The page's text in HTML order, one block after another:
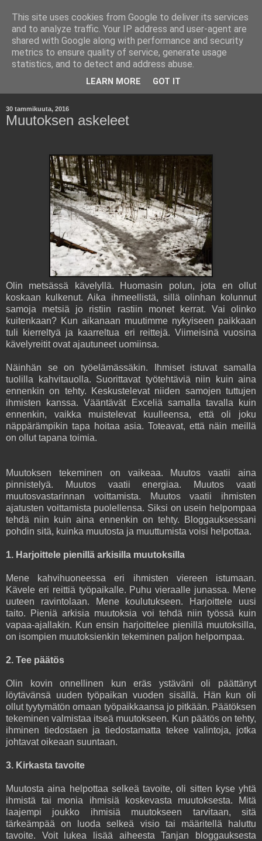
Kara Kuumana -
Johtamisen Jyväsiä
Havaintoja työelämästä ja yritysmaailmasta.
30 tammikuuta, 2016
Muutoksen askeleet
Olin metsässä kävelyllä. Huomasin polun, jota en ollut
koskaan kulkenut. Aika ihmeellistä, sillä olinhan kolunnut
samoja metsiä jo ristiin rastiin monet kerrat. Vai olinko
kuitenkaan? Kun aikanaan muutimme nykyiseen paikkaan
tuli kierreltyä ja kaarreltua eri reittejä. Viimeisinä vuosina
kävelyreitit ovat ajautuneet uomiinsa.
Näinhän se on työelämässäkin. Ihmiset istuvat samalla
tuolilla kahvitauolla. Suorittavat työtehtäviä niin kuin aina
ennenkin on tehty. Keskustelevat niiden samojen tuttujen
ihmisten kanssa. Vääntävät Exceliä samalla tavalla kuin
ennenkin, vaikka muistelevat kuulleensa, että oli joku
näppärämpikin tapa hoitaa asia. Toteavat, että näin meillä
on ollut tapana toimia.
Muutoksen tekeminen on vaikeaa. Muutos vaatii aina
pinnistelyä. Muutos vaatii energiaa. Muutos vaati
muutosvastarinnan voittamista. Muutos vaatii ihmisten
ajatusten voittamista puolellensa. Siksi on usein helpompaa
tehdä niin kuin aina ennenkin on tehty. Bloggauksessani
pohdin sitä, kuinka muutosta ja muuttumista voisi helpottaa.
1. Harjoittele pienillä arkisilla muutoksilla
Mene kahvihuoneessa eri ihmisten viereen istumaan.
Kävele eri reittiä työpaikalle. Puhu vieraalle junassa. Mene
uuteen ravintolaan. Mene koulutukseen. Harjoittele uusi
taito. Pieniä arkisia muutoksia voi tehdä niin työssä kuin
vapaa-ajallakin. Kun ensin harjoittelee pienillä muutoksilla,
on isompien muutoksienkin tekeminen paljon helpompaa.
2. Tee päätös
Olin kovin onnellinen kun eräs ystäväni oli päättänyt
löytävänsä uuden työpaikan vuoden sisällä. Hän kun oli
ollut tyytymätön omaan työpaikkaansa jo pitkään. Päätöksen
tekeminen valmistaa itseä muutokseen. Kun päätös on tehty,
ihminen tiedostaen ja tiedostamatta tekee valintoja, jotka
johtavat oikeaan suuntaan.
3. Kirkasta tavoite
Muutosta aina helpottaa selkeä tavoite, oli sitten kyse yhtä
ihmistä tai monia ihmisiä koskevasta muutoksesta. Mitä
laajempi joukko ihmisiä muutokseen tarvitaan, sitä
tärkeämpää on luoda selkeä visio tai määritellä haluttu
tavoite. Voit lukea lisää aiheesta Tanjan bloggauksesta
This site uses cookies from Google to deliver its services
and to analyze traffic. Your IP address and user-agent are
shared with Google along with performance and security
metrics to ensure quality of service, generate usage
statistics, and to detect and address abuse.
LEARN MORE GOT IT